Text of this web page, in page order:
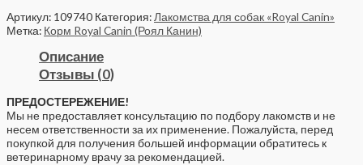
Артикул: 109740 Категория: Лакомства для собак «Royal Canin»
Метка: Корм Royal Canin (Роял Канин)
Описание
Отзывы (0)
ПРЕДОСТЕРЕЖЕНИЕ!
Мы не предоставляет консультацию по подбору лакомств и не
несем ответственности за их применение. Пожалуйста, перед
покупкой для получения большей информации обратитесь к
ветеринарному врачу за рекомендацией.